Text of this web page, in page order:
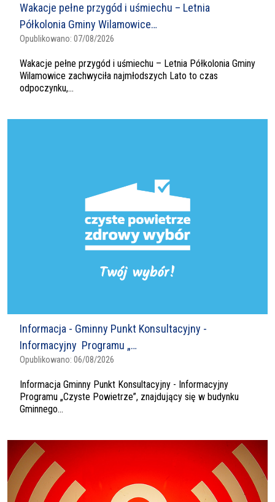
Wakacje pełne przygód i uśmiechu – Letnia
Półkolonia Gminy Wilamowice…
Opublikowano: 07/08/2026
Wakacje pełne przygód i uśmiechu – Letnia Półkolonia Gminy
Wilamowice zachwyciła najmłodszych Lato to czas
odpoczynku,...
Informacja - Gminny Punkt Konsultacyjny -
Informacyjny Programu „…
Opublikowano: 06/08/2026
Informacja Gminny Punkt Konsultacyjny - Informacyjny
Programu „Czyste Powietrze”, znajdujący się w budynku
Gminnego...